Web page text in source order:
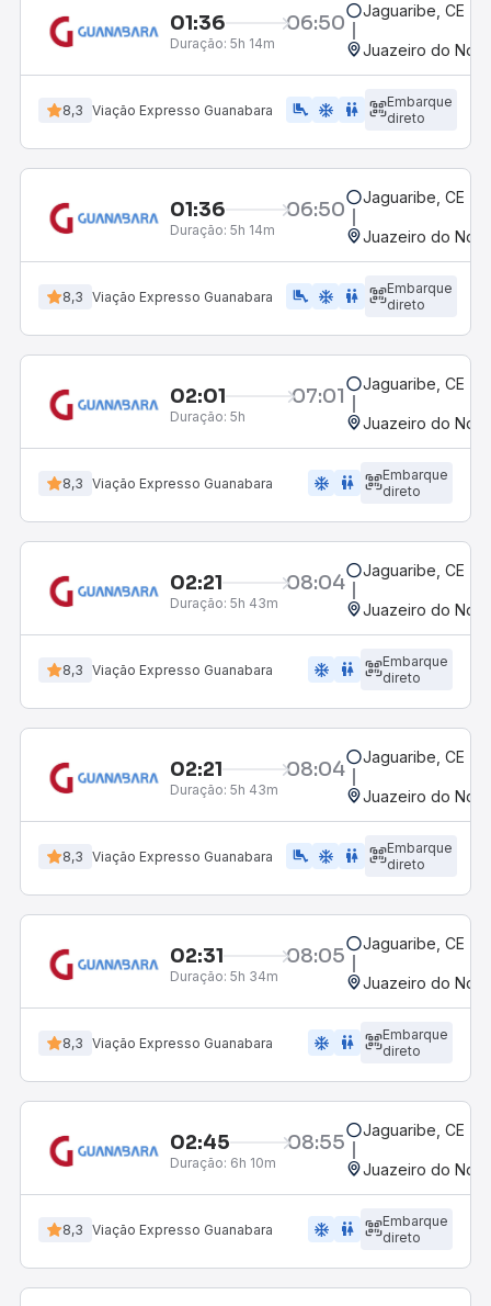
01:36 06:50
Duração: 5h 14m
Jaguaribe, CE -
Juazeiro do
8,3 Viação Expresso Guanabara airline_seat_legroom_extra ac_unit wc
Embarque
direto
01:36 06:50
Duração: 5h 14m
Jaguaribe, CE -
Juazeiro do
8,3 Viação Expresso Guanabara airline_seat_legroom_extra ac_unit wc
Embarque
direto
02:01 07:01
Duração: 5h
Jaguaribe, CE -
Juazeiro do
8,3 Viação Expresso Guanabara ac_unit wc
Embarque
direto
02:21 08:04
Duração: 5h 43m
Jaguaribe, CE -
Juazeiro do
8,3 Viação Expresso Guanabara ac_unit wc
Embarque
direto
02:21 08:04
Duração: 5h 43m
Jaguaribe, CE -
Juazeiro do
8,3 Viação Expresso Guanabara airline_seat_legroom_extra ac_unit wc
Embarque
direto
02:31 08:05
Duração: 5h 34m
Jaguaribe, CE -
Juazeiro do
8,3 Viação Expresso Guanabara ac_unit wc
Embarque
direto
02:45 08:55
Duração: 6h 10m
Jaguaribe, CE -
Juazeiro do
8,3 Viação Expresso Guanabara ac_unit wc
Embarque
direto